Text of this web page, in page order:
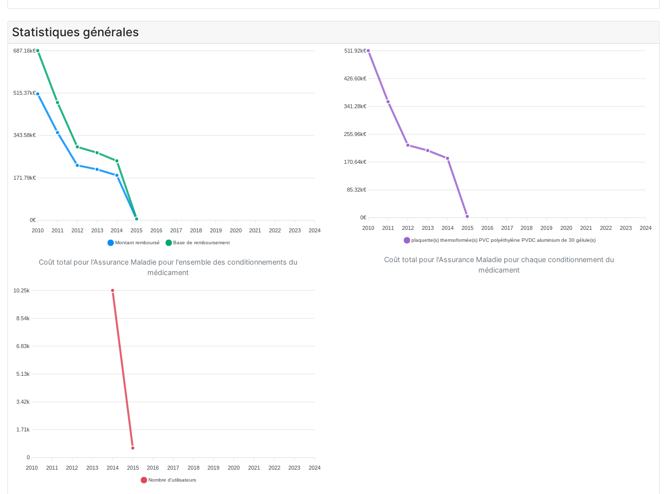
Statistiques générales
687.16k€
515.37k€
343.58k€
171.79k€
0€
2010
2011 2012 2013 2014 2015 2016 2017 2018 2019 2020 2021 2022 2023 2024
Montant remboursé Base de remboursement
Coût total pour l'Assurance Maladie pour l'ensemble des conditionnements du
médicament
511.92k€
426.60k€
341.28k€
255.96k€
170.64k€
85.32k€
0€
2010
2011 2012 2013 2014 2015 2016 2017 2018 2019 2020 2021 2022 2023 2024
plaquette(s) thermoformée(s) PVC polyéthylène PVDC aluminium de 30 gélule(s)
Coût total pour l'Assurance Maladie pour chaque conditionnement du
médicament
10.25k
8.54k
6.83k
5.13k
3.42k
1.71k
0
2010
2011 2012 2013 2014 2015 2016 2017 2018 2019 2020 2021 2022 2023 2024
Nombre d'utilisateurs